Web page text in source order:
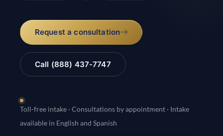
Request a consultation
Call (888) 437-7747
Toll-free intake · Consultations by appointment · Intake
available in English and Spanish